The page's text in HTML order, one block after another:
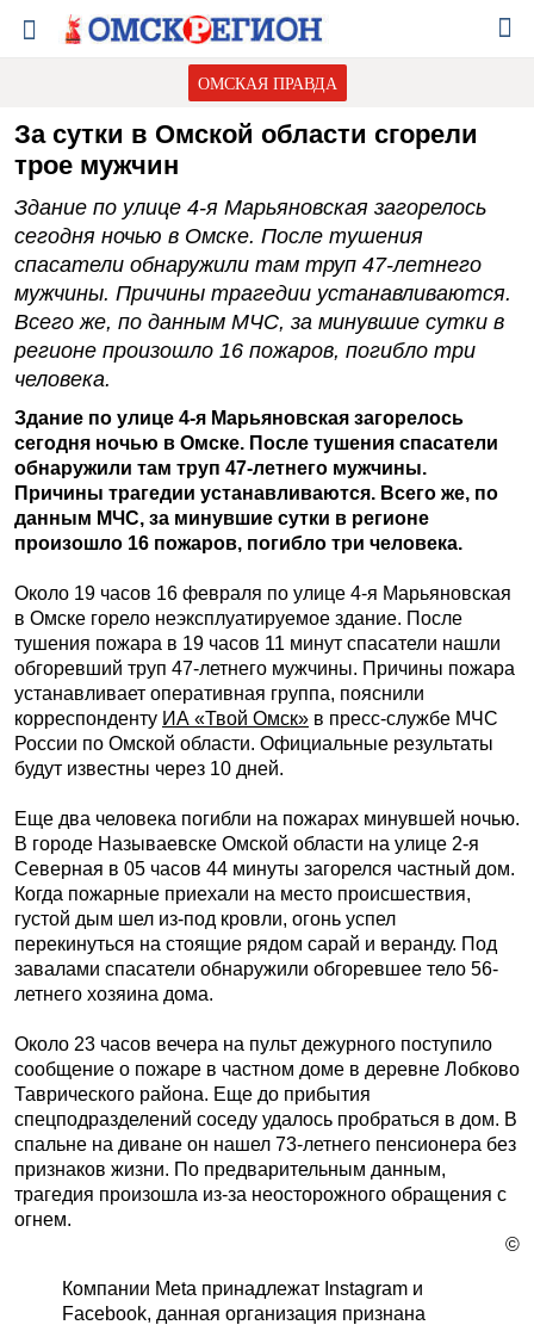
ОМСКАЯ ПРАВДА
За сутки в Омской области сгорели
трое мужчин
Здание по улице 4-я Марьяновская загорелось
сегодня ночью в Омске. После тушения
спасатели обнаружили там труп 47-летнего
мужчины. Причины трагедии устанавливаются.
Всего же, по данным МЧС, за минувшие сутки в
регионе произошло 16 пожаров, погибло три
человека.
Здание по улице 4-я Марьяновская загорелось
сегодня ночью в Омске. После тушения спасатели
обнаружили там труп 47-летнего мужчины.
Причины трагедии устанавливаются. Всего же, по
данным МЧС, за минувшие сутки в регионе
произошло 16 пожаров, погибло три человека.
Около 19 часов 16 февраля по улице 4-я Марьяновская
в Омске горело неэксплуатируемое здание. После
тушения пожара в 19 часов 11 минут спасатели нашли
обгоревший труп 47-летнего мужчины. Причины пожара
устанавливает оперативная группа, пояснили
корреспонденту ИА «Твой Омск» в пресс-службе МЧС
России по Омской области. Официальные результаты
будут известны через 10 дней.
Еще два человека погибли на пожарах минувшей ночью.
В городе Называевске Омской области на улице 2-я
Северная в 05 часов 44 минуты загорелся частный дом.
Когда пожарные приехали на место происшествия,
густой дым шел из-под кровли, огонь успел
перекинуться на стоящие рядом сарай и веранду. Под
завалами спасатели обнаружили обгоревшее тело 56-
летнего хозяина дома.
Около 23 часов вечера на пульт дежурного поступило
сообщение о пожаре в частном доме в деревне Лобково
Таврического района. Еще до прибытия
спецподразделений соседу удалось пробраться в дом. В
спальне на диване он нашел 73-летнего пенсионера без
признаков жизни. По предварительным данным,
трагедия произошла из-за неосторожного обращения с
огнем.
©
Компании Meta принадлежат Instagram и
Facebook, данная организация признана